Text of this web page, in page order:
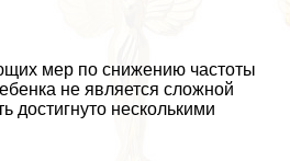
мер по снижению частоты
не является сложной
достигнуто несколькими